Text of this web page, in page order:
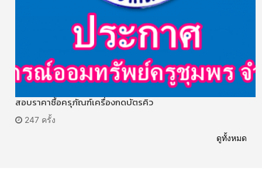
สอบราคาซื้อครุภัณฑ์เครื่องกดบัตรคิว
247 ครั้ง
ดูทั้งหมด